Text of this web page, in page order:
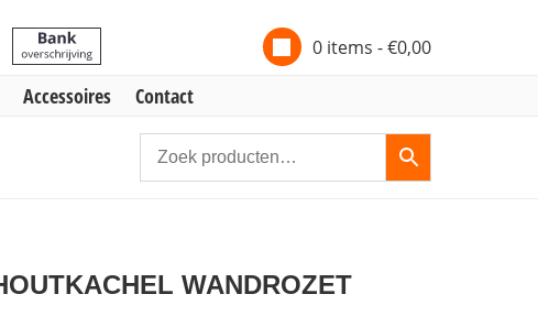
0 items -€0,00
Accessoires Contact
WANDROZET